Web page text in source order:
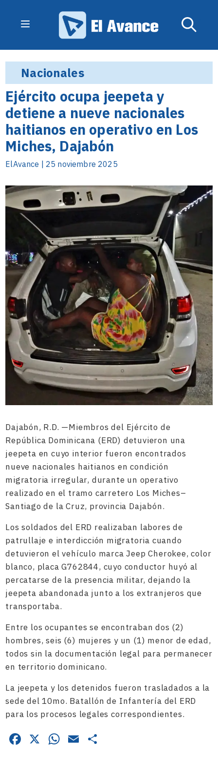
Nacionales
Ejército ocupa jeepeta y
detiene a nueve nacionales
haitianos en operativo en Los
Miches, Dajabón
ElAvance | 25 noviembre 2025
Dajabón, R.D. —Miembros del Ejército de
República Dominicana (ERD) detuvieron una
jeepeta en cuyo interior fueron encontrados
nueve nacionales haitianos en condición
migratoria irregular, durante un operativo
realizado en el tramo carretero Los Miches–
Santiago de la Cruz, provincia Dajabón.
Los soldados del ERD realizaban labores de
patrullaje e interdicción migratoria cuando
detuvieron el vehículo marca Jeep Cherokee, color
blanco, placa G762844, cuyo conductor huyó al
percatarse de la presencia militar, dejando la
jeepeta abandonada junto a los extranjeros que
transportaba.
Entre los ocupantes se encontraban dos (2)
hombres, seis (6) mujeres y un (1) menor de edad,
todos sin la documentación legal para permanecer
en territorio dominicano.
La jeepeta y los detenidos fueron trasladados a la
sede del 10mo. Batallón de Infantería del ERD
para los procesos legales correspondientes.
Facebook
X WhatsApp
Email